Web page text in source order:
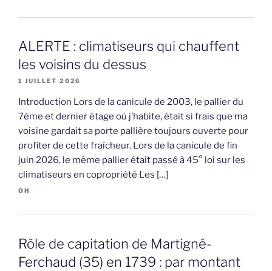
ALERTE : climatiseurs qui chauffent
les voisins du dessus
1 JUILLET 2026
Introduction Lors de la canicule de 2003, le pallier du
7ème et dernier étage où j’habite, était si frais que ma
voisine gardait sa porte pallière toujours ouverte pour
profiter de cette fraîcheur. Lors de la canicule de fin
juin 2026, le même pallier était passé à 45° loi sur les
climatiseurs en copropriété Les […]
OH
Rôle de capitation de Martigné-
Ferchaud (35) en 1739 : par montant